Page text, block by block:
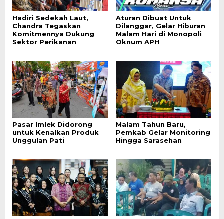
Hadiri Sedekah Laut,
Chandra Tegaskan
Komitmennya Dukung
Sektor Perikanan
Aturan Dibuat Untuk
Dilanggar, Gelar Hiburan
Malam Hari di Monopoli
Oknum APH
Pasar Imlek Didorong
untuk Kenalkan Produk
Unggulan Pati
Malam Tahun Baru,
Pemkab Gelar Monitoring
Hingga Sarasehan